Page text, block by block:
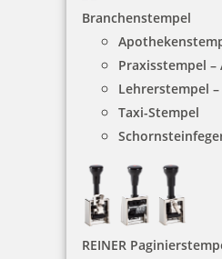
Branchenstempel
Praxisstempel
Lehrerstempel
Taxi-Stempel
REINER
Trodat Printy 4850/L2
18,00